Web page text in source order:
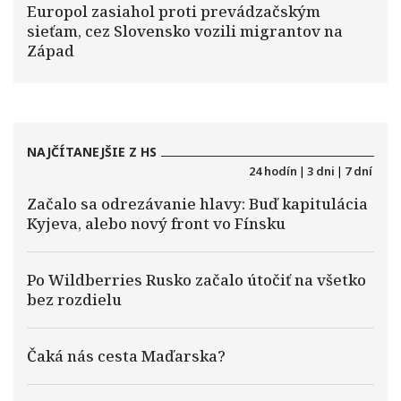
Europol zasiahol proti prevádzačským
sieťam, cez Slovensko vozili migrantov na
Západ
NAJČÍTANEJŠIE Z HS
24 hodín | 3 dni | 7 dní
Začalo sa odrezávanie hlavy: Buď kapitulácia
Kyjeva, alebo nový front vo Fínsku
Po Wildberries Rusko začalo útočiť na všetko
bez rozdielu
Čaká nás cesta Maďarska?